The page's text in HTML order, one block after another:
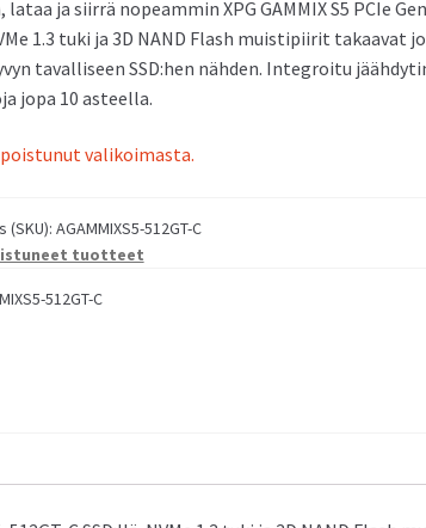
Asus NUC 14 Pro Mini PC Asus
ja siirrä nopeammin XPG GAMMIX S5 PCIe
1.3 tuki ja 3D NAND Flash muistipiirit takaavat
tavalliseen SSD:hen nähden. Integroitu
jopa 10 asteella.
valikoimasta.
(SKU): AGAMMIXS5-512GT-C
tuotteet
512GT-C